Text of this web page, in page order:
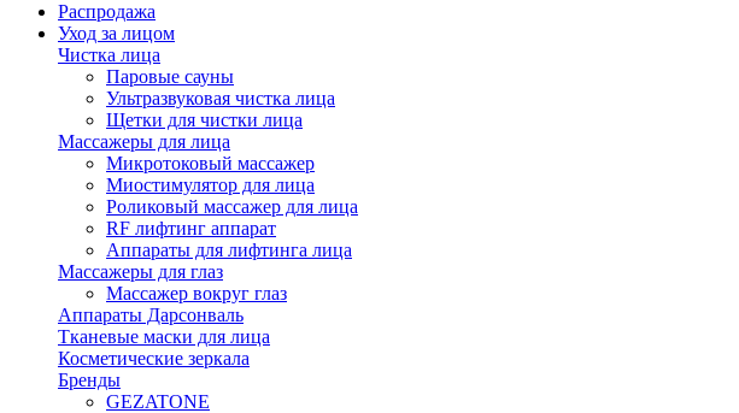
Распродажа
Уход за лицом
Чистка лица
Паровые сауны
Ультразвуковая чистка лица
Щетки для чистки лица
Массажеры для лица
Микротоковый массажер
Миостимулятор для лица
Роликовый массажер для лица
RF лифтинг аппарат
Аппараты для лифтинга лица
Массажеры для глаз
Массажер вокруг глаз
Аппараты Дарсонваль
Тканевые маски для лица
Косметические зеркала
Бренды
GEZATONE